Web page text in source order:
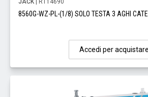
JACK | RT14690
8560G-WZ-PL-(1/8) SOLO TESTA 3 AGHI
Accedi per acquistare